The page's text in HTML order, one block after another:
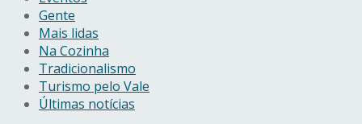
Gente
Mais lidas
Na Cozinha
Tradicionalismo
Turismo pelo Vale
Últimas notícias